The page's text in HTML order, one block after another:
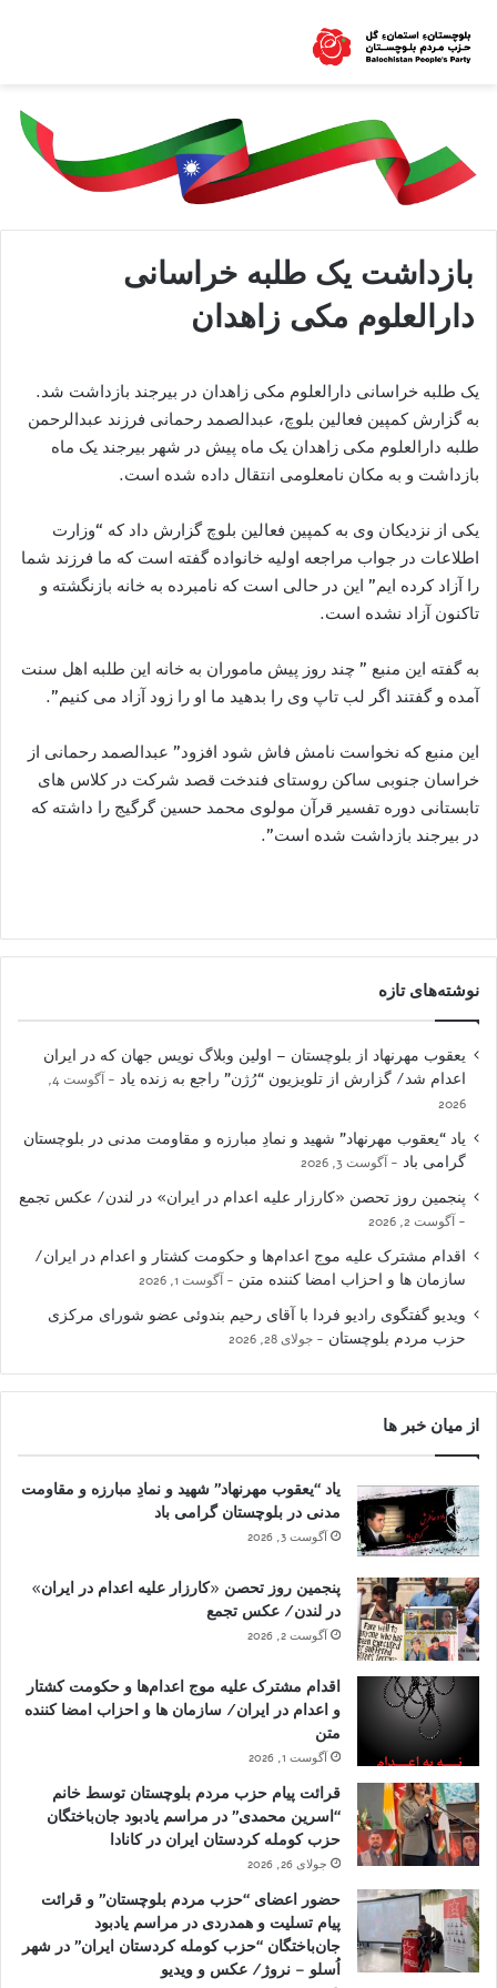
بازداشت یک طلبه خراسانی
دارالعلوم مکی زاهدان
یک طلبه خراسانی دارالعلوم مکی زاهدان در بیرجند بازداشت شد.
به گزارش کمپین فعالین بلوچ، عبدالصمد رحمانی فرزند عبدالرحمن
طلبه دارالعلوم مکی زاهدان یک ماه پیش در شهر بیرجند یک ماه
بازداشت و به مکان نامعلومی انتقال داده شده است.
یکی از نزدیکان وی به کمپین فعالین بلوچ گزارش داد که “وزارت
اطلاعات در جواب مراجعه اولیه خانواده گفته است که ما فرزند شما
را آزاد کرده ایم” این در حالی است که نامبرده به خانه بازنگشته و
تاکنون آزاد نشده است.
به گفته این منبع ” چند روز پیش ماموران به خانه این طلبه اهل سنت
آمده و گفتند اگر لب تاپ وی را بدهید ما او را زود آزاد می کنیم”.
این منبع که نخواست نامش فاش شود افزود” عبدالصمد رحمانی از
خراسان جنوبی ساکن روستای فندخت قصد شرکت در کلاس های
تابستانی دوره تفسیر قرآن مولوی محمد حسین گرگیج را داشته که
در بیرجند بازداشت شده است”.
نوشته‌های تازه
یعقوب مهرنهاد از بلوچستان – اولین وبلاگ نویس جهان که در ایران
اعدام شد/ گزارش از تلویزیون “رُژن” راجع به زنده یاد
آگوست 4,
2026
یاد “یعقوب مهرنهاد” شهید و نمادِ مبارزه و مقاومت مدنی در بلوچستان
گرامی باد
آگوست 3, 2026
پنجمین روز تحصن «کارزار علیه اعدام در ایران» در لندن/ عکس تجمع
آگوست 2, 2026
اقدام مشترک علیه موج اعدام‌ها و حکومت کشتار و اعدام در ایران/
سازمان ها و احزاب امضا کننده متن
آگوست 1, 2026
ویدیو گفتگوی رادیو فردا با آقای رحیم بندوئی عضو شورای مرکزی
حزب مردم بلوچستان
جولای 28, 2026
از میان خبر ها
یاد “یعقوب مهرنهاد” شهید و نمادِ مبارزه و مقاومت
مدنی در بلوچستان گرامی باد
آگوست 3, 2026
پنجمین روز تحصن «کارزار علیه اعدام در ایران»
در لندن/ عکس تجمع
آگوست 2, 2026
اقدام مشترک علیه موج اعدام‌ها و حکومت کشتار
و اعدام در ایران/ سازمان ها و احزاب امضا کننده
متن
آگوست 1, 2026
قرائت پیام حزب مردم بلوچستان توسط خانم
“اسرین محمدی” در مراسم یادبود جان‌باختگان
حزب کومله کردستان ایران در کانادا
جولای 26, 2026
حضور اعضای “حزب مردم بلوچستان” و قرائت
پیام تسلیت و همدردی در مراسم یادبود
جان‌باختگان “حزب کومله کردستان ایران” در شهر
اُسلو – نروژ/ عکس و ویدیو